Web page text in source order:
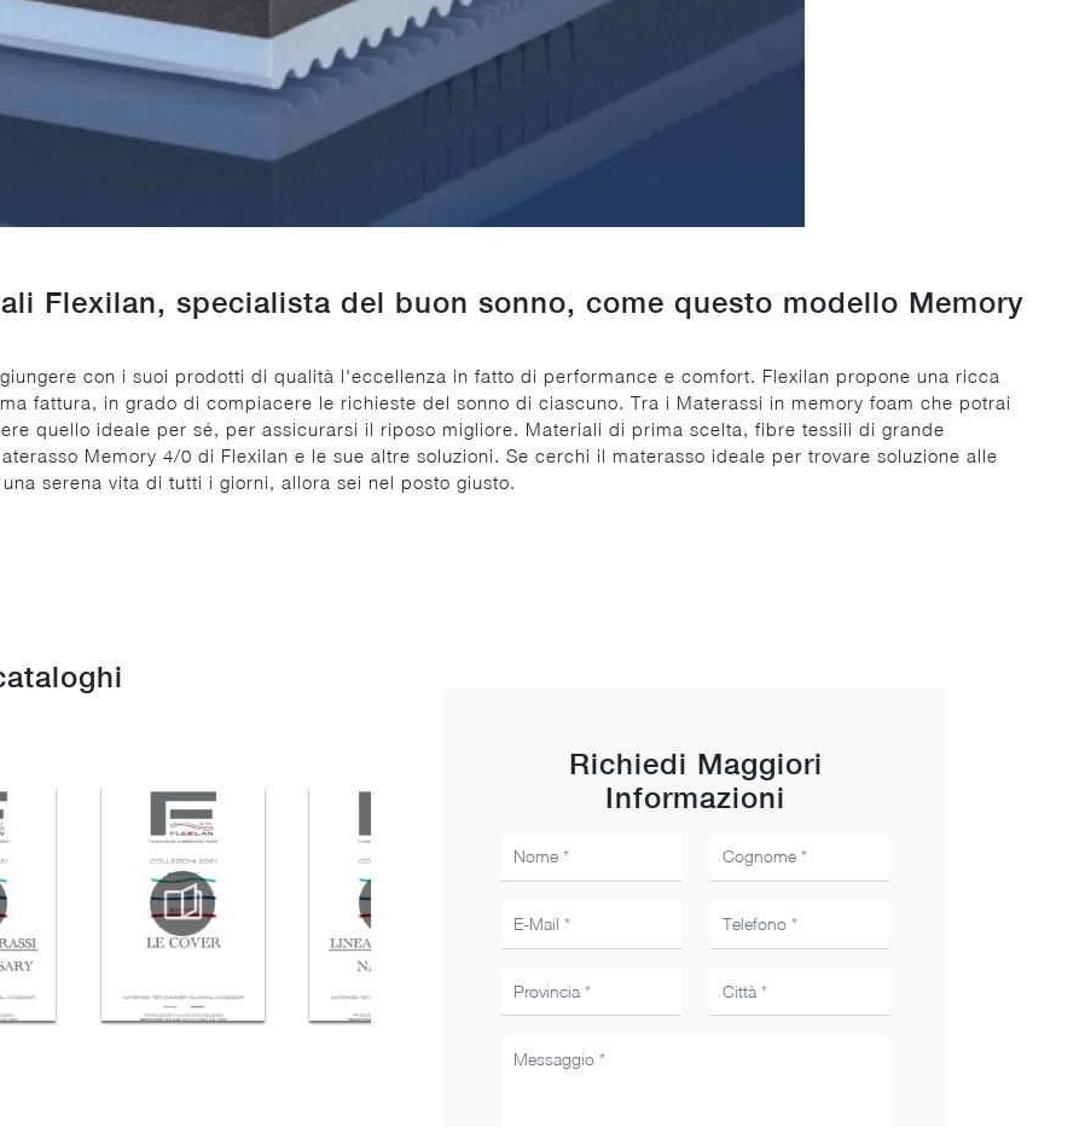
Flexilan, specialista del buon sonno, come questo modello Memory
con i suoi prodotti di qualità l'eccellenza in fatto di performance e comfort. Flexilan propone una ricca
fattura, in grado di compiacere le richieste del sonno di ciascuno. Tra i Materassi in memory foam che potrai
quello ideale per sé, per assicurarsi il riposo migliore. Materiali di prima scelta, fibre tessili di grande
Memory 4/0 di Flexilan e le sue altre soluzioni. Se cerchi il materasso ideale per trovare soluzione alle
serena vita di tutti i giorni, allora sei nel posto giusto.
Richiedi Maggiori
Informazioni